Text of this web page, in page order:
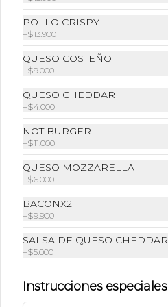
Conócenos
Contáctanos
Términos y condiciones
Política de privacidad
Redes sociales
Instagram
Facebook
Mi cuenta
POLLO CRISPY
+$13.900
QUESO COSTEÑO
+$9.000
QUESO CHEDDAR
+$4.000
NOT BURGER
+$11.000
QUESO MOZZARELLA
+$6.000
BACONX2
+$9.900
SALSA DE QUESO CHEDDAR
+$5.000
Instrucciones especiales